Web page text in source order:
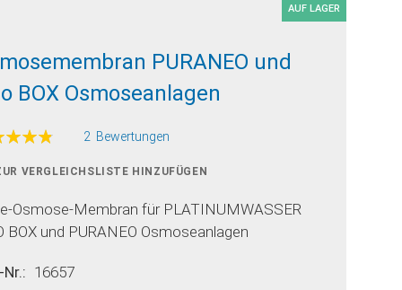
AUF LAGER
PURANEO und
BOX Osmoseanlagen
2 Bewertungen
VERGLEICHSLISTE HINZUFÜGEN
Osmose-Membran für PLATINUMWASSER
BOX und PURANEO Osmoseanlagen
16657